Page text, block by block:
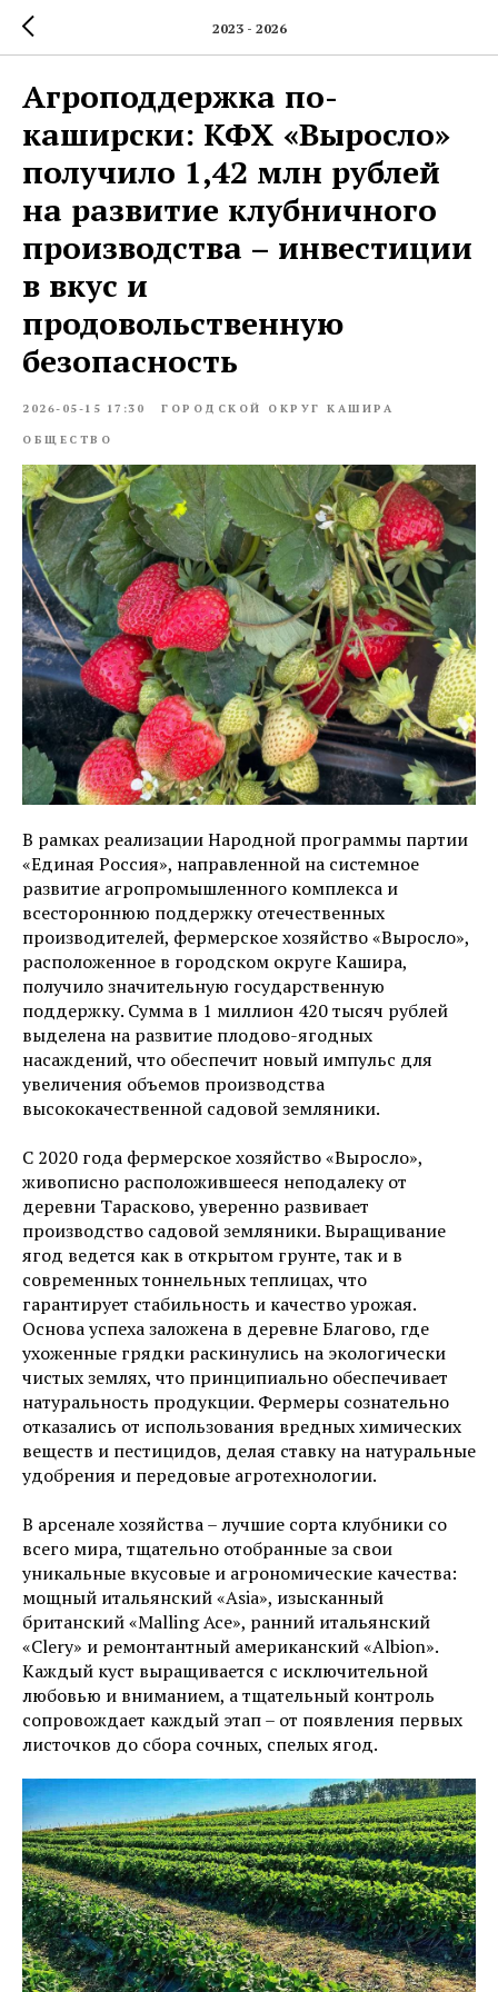
2023 - 2026
Агроподдержка по-
каширски: КФХ «Выросло»
получило 1,42 млн рублей
на развитие клубничного
производства – инвестиции
в вкус и
продовольственную
безопасность
2026-05-15 17:30 ГОРОДСКОЙ ОКРУГ КАШИРА
ОБЩЕСТВО
В рамках реализации Народной программы партии
«Единая Россия», направленной на системное
развитие агропромышленного комплекса и
всестороннюю поддержку отечественных
производителей, фермерское хозяйство «Выросло»,
расположенное в городском округе Кашира,
получило значительную государственную
поддержку. Сумма в 1 миллион 420 тысяч рублей
выделена на развитие плодово-ягодных
насаждений, что обеспечит новый импульс для
увеличения объемов производства
высококачественной садовой земляники.
С 2020 года фермерское хозяйство «Выросло»,
живописно расположившееся неподалеку от
деревни Тарасково, уверенно развивает
производство садовой земляники. Выращивание
ягод ведется как в открытом грунте, так и в
современных тоннельных теплицах, что
гарантирует стабильность и качество урожая.
Основа успеха заложена в деревне Благово, где
ухоженные грядки раскинулись на экологически
чистых землях, что принципиально обеспечивает
натуральность продукции. Фермеры сознательно
отказались от использования вредных химических
веществ и пестицидов, делая ставку на натуральные
удобрения и передовые агротехнологии.
В арсенале хозяйства – лучшие сорта клубники со
всего мира, тщательно отобранные за свои
уникальные вкусовые и агрономические качества:
мощный итальянский «Asia», изысканный
британский «Malling Ace», ранний итальянский
«Clery» и ремонтантный американский «Albion».
Каждый куст выращивается с исключительной
любовью и вниманием, а тщательный контроль
сопровождает каждый этап – от появления первых
листочков до сбора сочных, спелых ягод.